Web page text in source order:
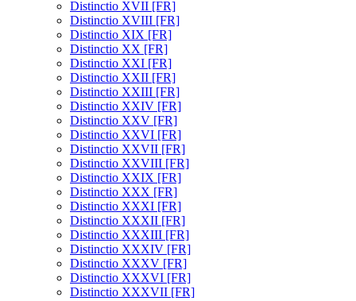
Distinctio XVII [FR]
Distinctio XVIII [FR]
Distinctio XIX [FR]
Distinctio XX [FR]
Distinctio XXI [FR]
Distinctio XXII [FR]
Distinctio XXIII [FR]
Distinctio XXIV [FR]
Distinctio XXV [FR]
Distinctio XXVI [FR]
Distinctio XXVII [FR]
Distinctio XXVIII [FR]
Distinctio XXIX [FR]
Distinctio XXX [FR]
Distinctio XXXI [FR]
Distinctio XXXII [FR]
Distinctio XXXIII [FR]
Distinctio XXXIV [FR]
Distinctio XXXV [FR]
Distinctio XXXVI [FR]
Distinctio XXXVII [FR]